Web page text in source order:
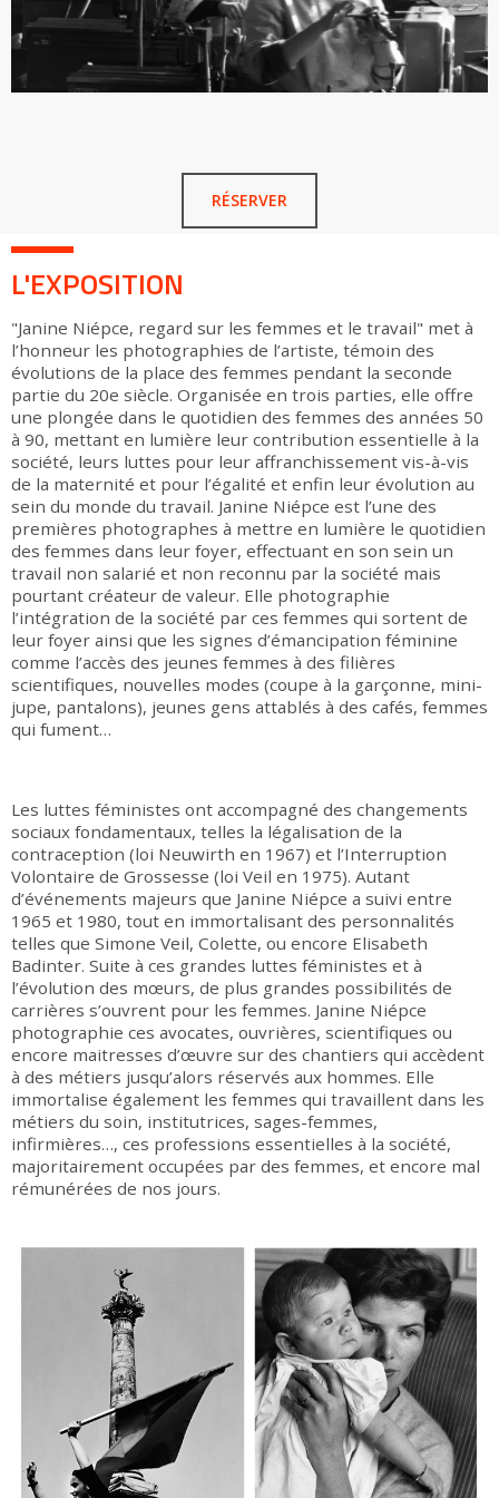
RÉSERVER
L'EXPOSITION
"Janine Niépce, regard sur les femmes et le travail" met à
l’honneur les photographies de l’artiste, témoin des
évolutions de la place des femmes pendant la seconde
partie du 20e siècle. Organisée en trois parties, elle offre
une plongée dans le quotidien des femmes des années 50
à 90, mettant en lumière leur contribution essentielle à la
société, leurs luttes pour leur affranchissement vis-à-vis
de la maternité et pour l’égalité et enfin leur évolution au
sein du monde du travail. Janine Niépce est l’une des
premières photographes à mettre en lumière le quotidien
des femmes dans leur foyer, effectuant en son sein un
travail non salarié et non reconnu par la société mais
pourtant créateur de valeur. Elle photographie
l’intégration de la société par ces femmes qui sortent de
leur foyer ainsi que les signes d’émancipation féminine
comme l’accès des jeunes femmes à des filières
scientifiques, nouvelles modes (coupe à la garçonne, mini-
jupe, pantalons), jeunes gens attablés à des cafés, femmes
qui fument…
Les luttes féministes ont accompagné des changements
sociaux fondamentaux, telles la légalisation de la
contraception (loi Neuwirth en 1967) et l’Interruption
Volontaire de Grossesse (loi Veil en 1975). Autant
d’événements majeurs que Janine Niépce a suivi entre
1965 et 1980, tout en immortalisant des personnalités
telles que Simone Veil, Colette, ou encore Elisabeth
Badinter. Suite à ces grandes luttes féministes et à
l’évolution des mœurs, de plus grandes possibilités de
carrières s’ouvrent pour les femmes. Janine Niépce
photographie ces avocates, ouvrières, scientifiques ou
encore maitresses d’œuvre sur des chantiers qui accèdent
à des métiers jusqu’alors réservés aux hommes. Elle
immortalise également les femmes qui travaillent dans les
métiers du soin, institutrices, sages-femmes,
infirmières…, ces professions essentielles à la société,
majoritairement occupées par des femmes, et encore mal
rémunérées de nos jours.